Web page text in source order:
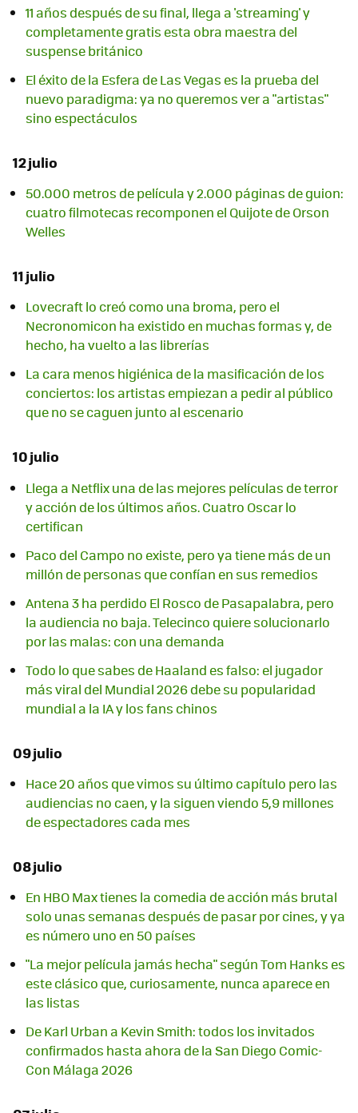
11 años después de su final, llega a 'streaming' y
completamente gratis esta obra maestra del
suspense británico
El éxito de la Esfera de Las Vegas es la prueba del
nuevo paradigma: ya no queremos ver a "artistas"
sino espectáculos
12 julio
50.000 metros de película y 2.000 páginas de guion:
cuatro filmotecas recomponen el Quijote de Orson
Welles
11 julio
Lovecraft lo creó como una broma, pero el
Necronomicon ha existido en muchas formas y, de
hecho, ha vuelto a las librerías
La cara menos higiénica de la masificación de los
conciertos: los artistas empiezan a pedir al público
que no se caguen junto al escenario
10 julio
Llega a Netflix una de las mejores películas de terror
y acción de los últimos años. Cuatro Oscar lo
certifican
Paco del Campo no existe, pero ya tiene más de un
millón de personas que confían en sus remedios
Antena 3 ha perdido El Rosco de Pasapalabra, pero
la audiencia no baja. Telecinco quiere solucionarlo
por las malas: con una demanda
Todo lo que sabes de Haaland es falso: el jugador
más viral del Mundial 2026 debe su popularidad
mundial a la IA y los fans chinos
09 julio
Hace 20 años que vimos su último capítulo pero las
audiencias no caen, y la siguen viendo 5,9 millones
de espectadores cada mes
08 julio
En HBO Max tienes la comedia de acción más brutal
solo unas semanas después de pasar por cines, y ya
es número uno en 50 países
"La mejor película jamás hecha" según Tom Hanks es
este clásico que, curiosamente, nunca aparece en
las listas
De Karl Urban a Kevin Smith: todos los invitados
confirmados hasta ahora de la San Diego Comic-
Con Málaga 2026